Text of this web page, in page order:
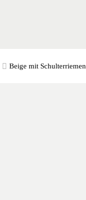
Beige mit Schulterriemen